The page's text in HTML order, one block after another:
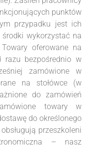
punktów
przypadku jest ich
wykorzystać na
oferowane na
razu bezpośrednio w
zamówione w
na stołówce (w
do zamówień
towary w
do określonego
przeszkoleni
– nasz